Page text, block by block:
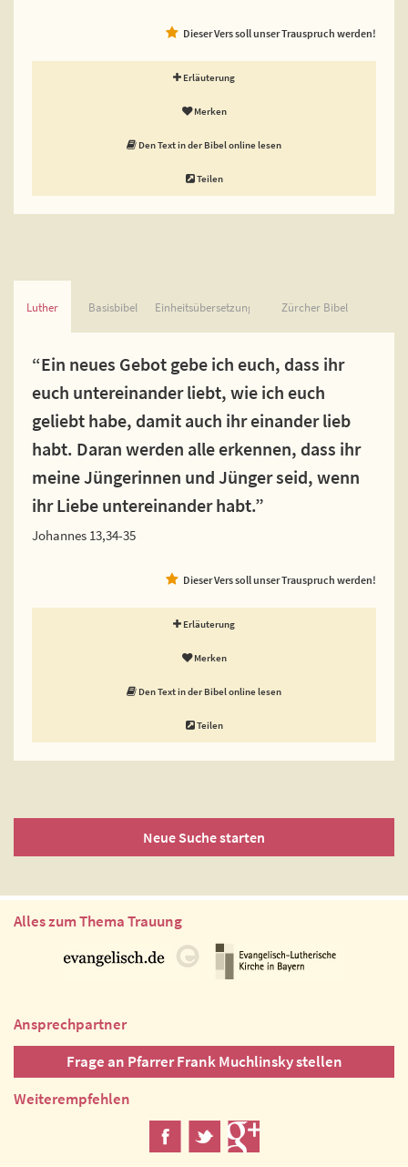
Dieser Vers soll unser Trauspruch werden!
Erläuterung
Merken
Den Text in der Bibel online lesen
Teilen
Luther Basisbibel Einheitsübersetzung Zürcher Bibel
“Ein neues Gebot gebe ich euch, dass ihr
euch untereinander liebt, wie ich euch
geliebt habe, damit auch ihr einander lieb
habt. Daran werden alle erkennen, dass ihr
meine Jüngerinnen und Jünger seid, wenn
ihr Liebe untereinander habt.”
Johannes 13,34-35
Dieser Vers soll unser Trauspruch werden!
Erläuterung
Merken
Den Text in der Bibel online lesen
Teilen
Neue Suche starten
Alles zum Thema Trauung
Ansprechpartner
Frage an Pfarrer Frank Muchlinsky stellen
Weiterempfehlen